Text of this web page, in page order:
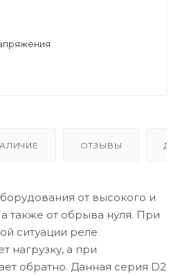
ОТЗЫВЫ
от высокого и
также от обрыва нуля. При
ситуации реле
нагрузку, а при
обратно. Данная серия D2